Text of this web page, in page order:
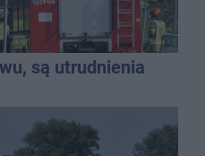
są utrudnienia